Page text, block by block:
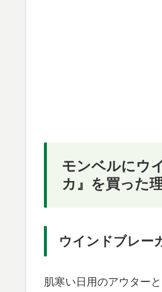
モンベルにウ
カ』を買った
ウインドブレー
肌寒い日用のアウター